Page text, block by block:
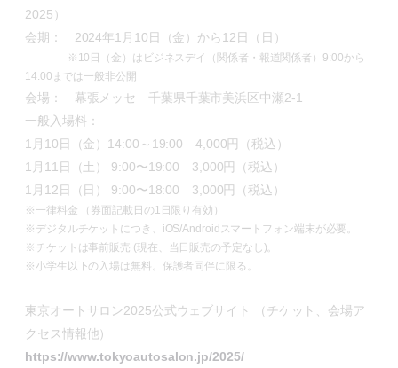
2025）
会期： 2024年1月10日（金）から12日（日）
※10日（金）はビジネスデイ（関係者・報道関係者）9:00から
14:00までは一般非公開
会場： 幕張メッセ 千葉県千葉市美浜区中瀬2-1
一般入場料：
1月10日（金）14:00～19:00 4,000円（税込）
1月11日（土） 9:00〜19:00 3,000円（税込）
1月12日（日） 9:00〜18:00 3,000円（税込）
※一律料金 （券面記載日の1日限り有効）
※デジタルチケットにつき、iOS/Androidスマートフォン端末が必要。
※チケットは事前販売 (現在、当日販売の予定なし)。
※小学生以下の入場は無料。保護者同伴に限る。
東京オートサロン2025公式ウェブサイト （チケット、会場ア
クセス情報他）
https://www.tokyoautosalon.jp/2025/